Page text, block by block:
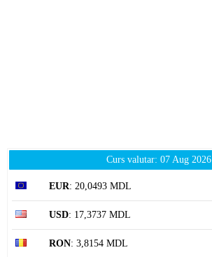
Curs valutar: 07 Aug 2026
EUR: 20,0493 MDL
USD: 17,3737 MDL
RON: 3,8154 MDL